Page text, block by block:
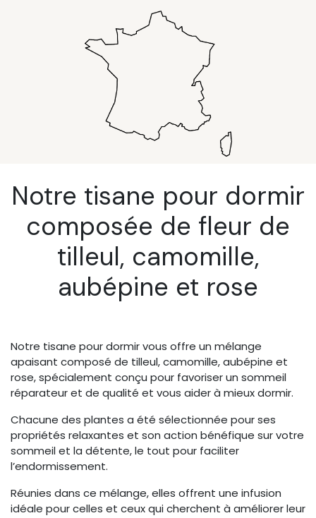
Notre tisane pour dormir
composée de fleur de
tilleul, camomille,
aubépine et rose
Notre tisane pour dormir vous offre un mélange
apaisant composé de tilleul, camomille, aubépine et
rose, spécialement conçu pour favoriser un sommeil
réparateur et de qualité et vous aider à mieux dormir.
Chacune des plantes a été sélectionnée pour ses
propriétés relaxantes et son action bénéfique sur votre
sommeil et la détente, le tout pour faciliter
l’endormissement.
Réunies dans ce mélange, elles offrent une infusion
idéale pour celles et ceux qui cherchent à améliorer leur